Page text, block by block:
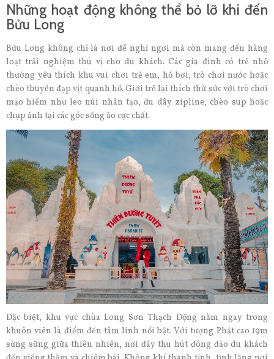
Những hoạt động không thể bỏ lỡ khi đến
Bửu Long
Bửu Long không chỉ là nơi để nghỉ ngơi mà còn mang đến hàng
loạt trải nghiệm thú vị cho du khách. Các gia đình có trẻ nhỏ
thường yêu thích khu vui chơi trẻ em, hồ bơi, trò chơi nước hoặc
chèo thuyền đạp vịt quanh hồ. Giới trẻ lại thích thử sức với trò chơi
mạo hiểm như leo núi nhân tạo, đu dây zipline, chèo sup hoặc
chụp ảnh tại các góc sống ảo cực chất.
Đặc biệt, khu vực chùa Long Sơn Thạch Động nằm ngay trong
khuôn viên là điểm đến tâm linh nổi bật. Với tượng Phật cao 19m
sừng sững giữa thiên nhiên, nơi đây thu hút đông đảo du khách